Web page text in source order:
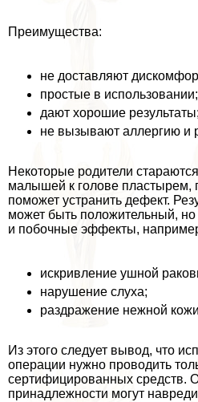
Преимущества:
не доставляют
простые в использовании;
дают хорошие результаты;
не вызывают аллергию и
Некоторые родители
малышей к голове пластырем,
поможет устранить дефект.
может быть положительный, но
и побочные эффекты,
искривление ушной
нарушение слуха;
раздражение нежной
Из этого следует вывод, что
операции нужно проводить
сертифицированных средств.
принадлежности могут